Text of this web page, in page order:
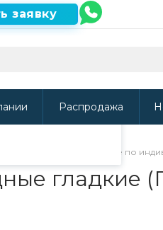
сайт, то
заявку
Распродажа
Фитинги изготовленные по
гладкие